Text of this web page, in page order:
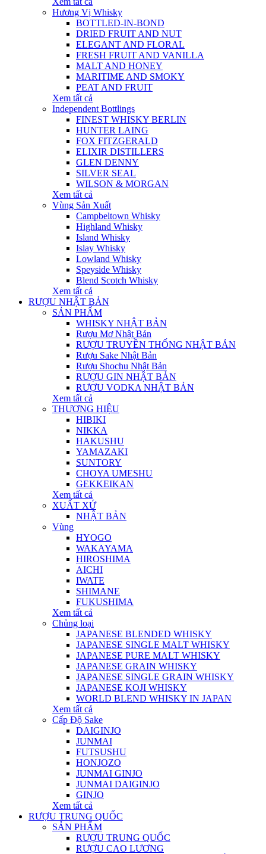
Hương Vị Whisky
BOTTLED-IN-BOND
DRIED FRUIT AND NUT
ELEGANT AND FLORAL
FRESH FRUIT AND VANILLA
MALT AND HONEY
MARITIME AND SMOKY
PEAT AND FRUIT
Xem tất cả
Independent Bottlings
FINEST WHISKY BERLIN
HUNTER LAING
FOX FITZGERALD
ELIXIR DISTILLERS
GLEN DENNY
SILVER SEAL
WILSON & MORGAN
Xem tất cả
Vùng Sản Xuất
Campbeltown Whisky
Highland Whisky
Island Whisky
Islay Whisky
Lowland Whisky
Speyside Whisky
Blend Scotch Whisky
Xem tất cả
RƯỢU NHẬT BẢN
SẢN PHẨM
WHISKY NHẬT BẢN
Rượu Mơ Nhật Bản
RƯỢU TRUYỀN THỐNG NHẬT BẢN
Rượu Sake Nhật Bản
Rượu Shochu Nhật Bản
RƯỢU GIN NHẬT BẢN
RƯỢU VODKA NHẬT BẢN
Xem tất cả
THƯƠNG HIỆU
HIBIKI
NIKKA
HAKUSHU
YAMAZAKI
SUNTORY
CHOYA UMESHU
GEKKEIKAN
Xem tất cả
XUẤT XỨ
NHẬT BẢN
Vùng
HYOGO
WAKAYAMA
HIROSHIMA
AICHI
IWATE
SHIMANE
FUKUSHIMA
Xem tất cả
Chủng loại
JAPANESE BLENDED WHISKY
JAPANESE SINGLE MALT WHISKY
JAPANESE PURE MALT WHISKY
JAPANESE GRAIN WHISKY
JAPANESE SINGLE GRAIN WHISKY
JAPANESE KOJI WHISKY
WORLD BLEND WHISKY IN JAPAN
Xem tất cả
Cấp Độ Sake
DAIGINJO
JUNMAI
FUTSUSHU
HONJOZO
JUNMAI GINJO
JUNMAI DAIGINJO
GINJO
Xem tất cả
RƯỢU TRUNG QUỐC
SẢN PHẨM
RƯỢU TRUNG QUỐC
RƯỢU CAO LƯƠNG